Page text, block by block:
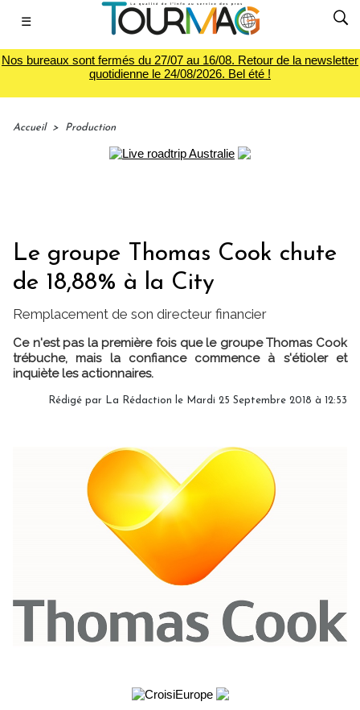
☰
Nos bureaux sont fermés du 27/07 au 16/08. Retour de la newsletter
quotidienne le 24/08/2026. Bel été !
Accueil > Production
Le groupe Thomas Cook chute
de 18,88% à la City
Remplacement de son directeur financier
Ce n'est pas la première fois que le groupe Thomas Cook
trébuche, mais la confiance commence à s'étioler et
inquiète les actionnaires.
Rédigé par La Rédaction le Mardi 25 Septembre 2018 à 12:53